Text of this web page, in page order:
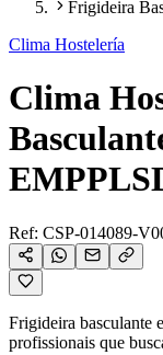
Frigideira
Clima Hostelería
Clima
Ref: CSP-014089-
Frigideira basculante
profissionais que